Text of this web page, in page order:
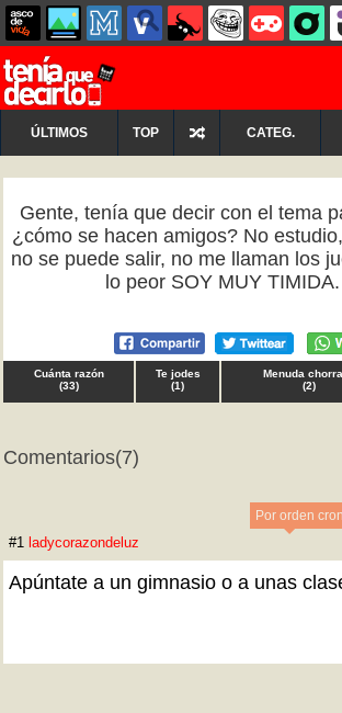
ÚLTIMOS TOP CATEG.
Gente, tenía que decir con el tema
¿cómo se hacen amigos? No
no se puede salir, no me llaman los
lo peor SOY MUY
Cuánta razón
(33)
Te jodes
(1)
Menuda
(2)
Comentarios(7)
Por orden
#1 ladycorazondeluz
Apúntate a un gimnasio o a unas